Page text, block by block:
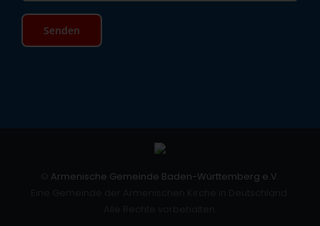
Armenische Gemeinde Baden-Württemberg e.V.